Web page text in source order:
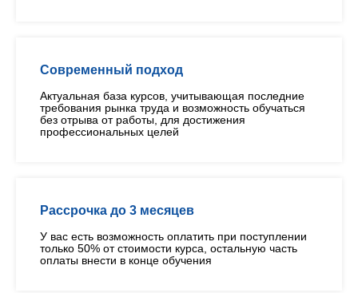
Современный подход
Актуальная база курсов, учитывающая последние
требования рынка труда и возможность обучаться
без отрыва от работы, для достижения
профессиональных целей
Рассрочка до 3 месяцев
У вас есть возможность оплатить при поступлении
только 50% от стоимости курса, остальную часть
оплаты внести в конце обучения